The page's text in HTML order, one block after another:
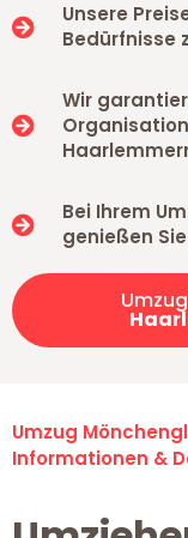
Unsere
Bedürfnisse
Wir
Bei Ihrem
genießen
Umzug
Informationen &